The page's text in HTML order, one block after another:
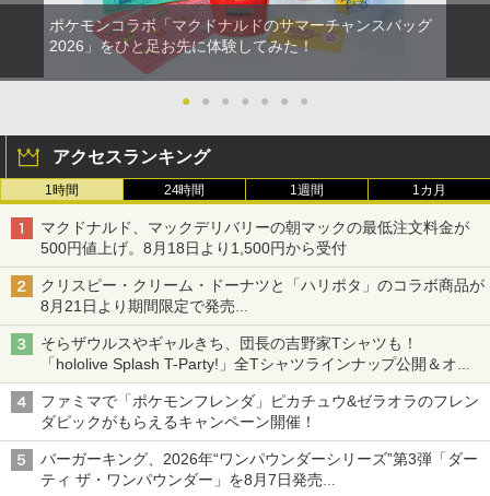
￥7,286
￥11,849
4
【純正品】DualSense ワイヤレスコン
トローラー ミッドナイト ブラック(CFI-
ZCT2J01)
￥10,737
【純正品】DualSense ワイヤレスコン
トローラー(CFI-ZCT2J)
￥10,737
￥7,681
B-C ケーブル
￥2,618
【純正品】Xbox ワイヤレス コントロー
ラー (カーボンブラック)
￥8,020
5
【純正品】Xbox Elite ワイヤレス コン
トローラー Series 2 Core Edition (ホワ
イト)
￥18,500
劇場版「鬼滅の刃」無限城編 第一章 猗
￥3,964
3
劇場版「鬼滅の刃」無限城編 第一章 猗
窩座再来 通常版 [DVD]
￥3,523
4
劇場版「鬼滅の刃」無限城編 第一章 猗
窩座再来 完全生産限定版 [Blu-ray]
￥8,698
【特典】ほの暮しの庭 switch2版(【初
￥8,118
3
ゼルダの伝説 ティアーズ オブ ザ キング
ダム Nintendo Switch 2 Edition
￥8,470
4
ダービースタリオン2 【Switch2】 POT-
P-AB73A
￥8,582
￥2,580
【特典】テイルズ オブ エターニア リマ
お役立ちセット)
￥3,484
PS5対応バッグ PS5対応リュック Pla
yStation5対応収納バック PS5対応収納
バック Playstation5＆PS5 Digital Editi
on for DualsenseControllerと互換性が
ある 保護ケース キャリーバッグ 大容
量PS5 ケース 肩掛け 小物収納可 持ち運
び 防塵 防水 耐衝撃
￥3,960
[メール便OK]【新品】【PS5】メタファ
配送事故補償オプション(宅配便)
￥550
3
【即納 新品】ゲーム＆ウオッチ ゼルダ
￥5,480
4
Switch2 ケース スイッチ2 Nintendo 対
応 スイッチ スイッチツー 名入れ かわい
い ニンテンドースイッチ カバー ポーチ
switch Lite 新型 本体 ジョイコン ソフ
ト ケーブル 収納可能 ポーチ クリスマス
ギフト クリスマス プレゼント 送料無料
￥1,300
劇場版 あしたのジョー2【Blu-ray】 [ あ
おい輝彦 ]
￥3,907
3
【送料無料】劇場版「鬼滅の刃」無限城
y】/アニメーション[Blu-ray]【返品種別
A】
￥4,400
Teacher's Pet OAV DVD 即納 dvd com
plete box Natural: Another Story 北米
版 Natural: Teacher's Pet USA正規品 -
Natural Another-Teacher's Pet 美少女
アニメ アニメ ナチュラル~Another~ 日
本語 英語 Teacher's Pet DVD コンプリ
ート
ポケモンコラボ「マクドナルドのサマーチャンスバッグ
2026」をひと足お先に体験してみた！
● ● ● ● ● ● ●
アクセスランキング
1時間 24時間 1週間 1カ月
マクドナルド、マックデリバリーの朝マックの最低注文料金が
500円値上げ。8月18日より1,500円から受付
クリスピー・クリーム・ドーナツと「ハリポタ」のコラボ商品が
8月21日より期間限定で発売
組分け帽子ドーナツなど見た目も楽しい商品が登場
そらザウルスやギャルきち、団長の吉野家Tシャツも！
「hololive Splash T-Party!」全Tシャツラインナップ公開＆オン
ライン販売開始
ファミマで「ポケモンフレンダ」ピカチュウ&ゼラオラのフレン
ダピックがもらえるキャンペーン開催！
バーガーキング、2026年“ワンパウンダーシリーズ”第3弾「ダー
ティ ザ・ワンパウンダー」を8月7日発売